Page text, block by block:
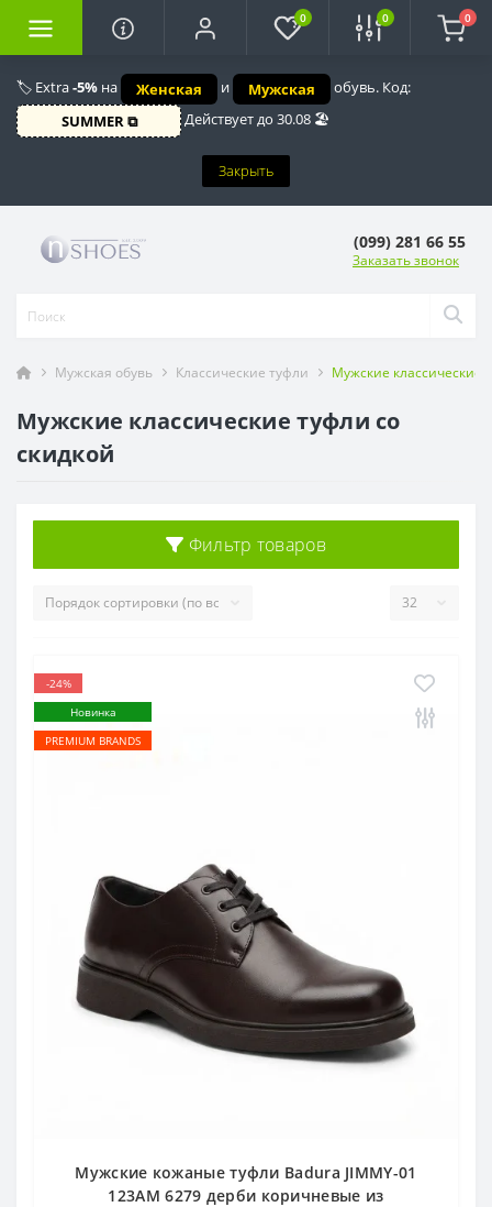
🏷️ Extra-5% на Женская и Мужская
обувь. Код:
SUMMER ⧉
Действует до 30.08 🏖️
Закрыть
0 0 0
(099) 281 66 55
Заказать звонок
Мужская обувь Классические туфли Мужские классические
Мужские классические туфли со
скидкой
Фильтр товаров
-24%
Новинка
PREMIUM BRANDS
Мужские кожаные туфли Badura JIMMY-01
123AM 6279 дерби коричневые из